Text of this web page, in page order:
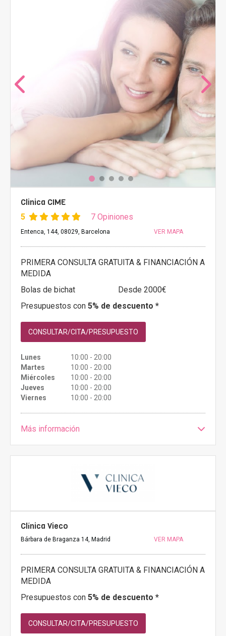
Clinica CIME
5 7 Opiniones
Entenca, 144, 08029, Barcelona VER MAPA
PRIMERA CONSULTA GRATUITA & FINANCIACIÓN A
MEDIDA
Bolas de bichat
Desde 2000€
Presupuestos con 5% de descuento *
CONSULTAR/CITA/PRESUPUESTO
Lunes
10:00 - 20:00
Martes
10:00 - 20:00
Miércoles
10:00 - 20:00
Jueves
10:00 - 20:00
Viernes
10:00 - 20:00
Más información
Clínica Vieco
Bárbara de Braganza 14, Madrid VER MAPA
PRIMERA CONSULTA GRATUITA & FINANCIACIÓN A
MEDIDA
Presupuestos con 5% de descuento *
CONSULTAR/CITA/PRESUPUESTO